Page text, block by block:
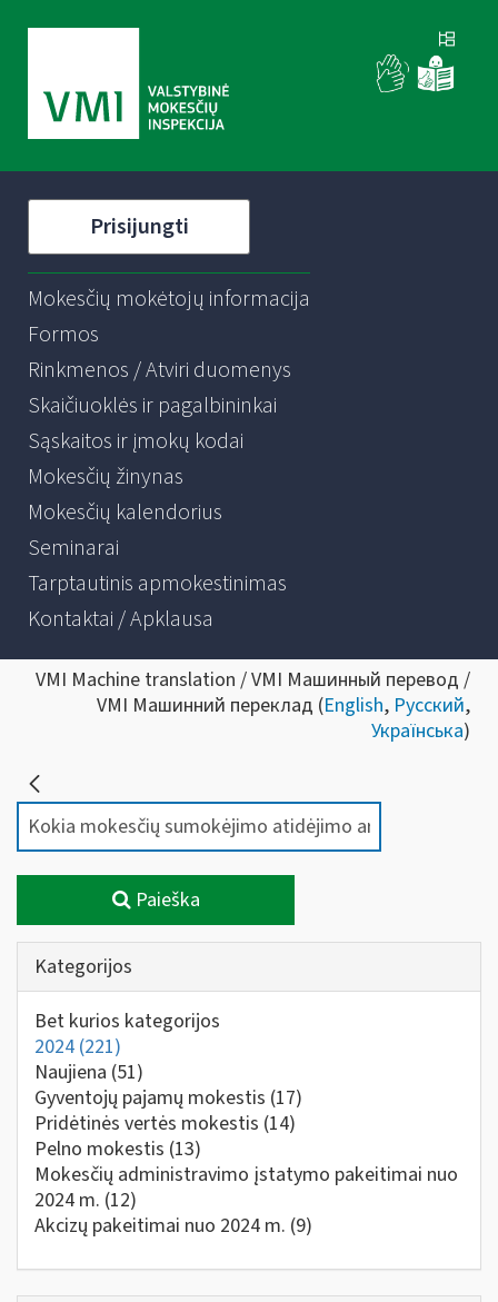
Prisijungti
Mokesčių mokėtojų informacija
Formos
Rinkmenos / Atviri duomenys
Skaičiuoklės ir pagalbininkai
Sąskaitos ir įmokų kodai
Mokesčių žinynas
Mokesčių kalendorius
Seminarai
Tarptautinis apmokestinimas
Kontaktai / Apklausa
VMI Machine translation / VMI Машинный перевод /
VMI Машинний переклад (English, Русский,
Українська)
Paieška
Kategorijos
Bet kurios kategorijos
2024 (221)
Naujiena (51)
Gyventojų pajamų mokestis (17)
Pridėtinės vertės mokestis (14)
Pelno mokestis (13)
Mokesčių administravimo įstatymo pakeitimai nuo
2024 m. (12)
Akcizų pakeitimai nuo 2024 m. (9)